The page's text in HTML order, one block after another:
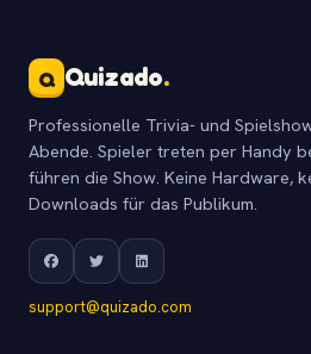
Q Quizado.
Professionelle Trivia- und
Abende. Spieler treten per Handy
führen die Show. Keine Hardware,
Downloads für das Publikum.
support@quizado.com